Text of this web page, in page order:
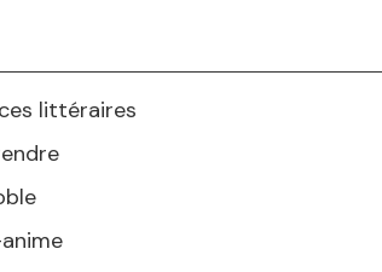
littéraires